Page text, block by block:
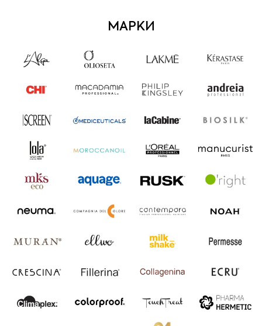
МАРКИ